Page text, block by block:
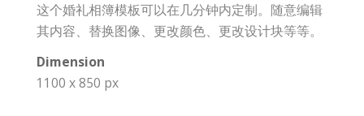
这个婚礼相簿模板可以在几分钟内定制。随意编辑
其内容、替换图像、更改颜色、更改设计块等等。
Dimension
1100 x 850 px